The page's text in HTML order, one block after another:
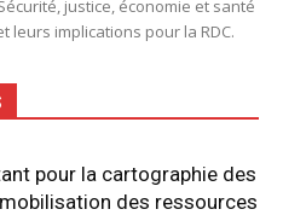
justice, économie et santé
implications pour la RDC.
pour la cartographie des
des ressources